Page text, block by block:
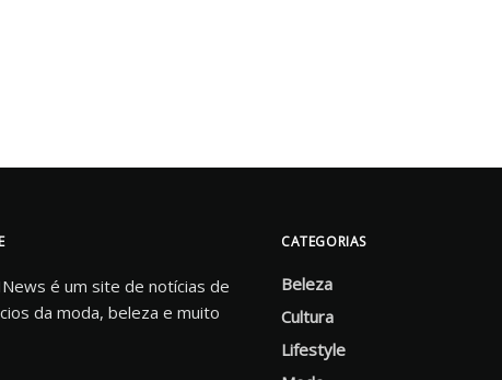
é um site de notícias de
da moda, beleza e muito
CATEGORIAS
Beleza
Cultura
Lifestyle